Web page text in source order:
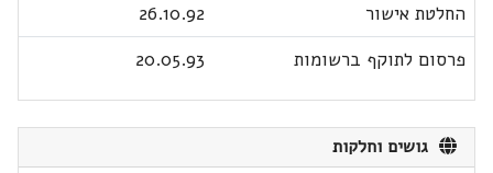
החלטת אישור
26.10.92
פרסום לתוקף ברשומות
20.05.93
גושים וחלקות